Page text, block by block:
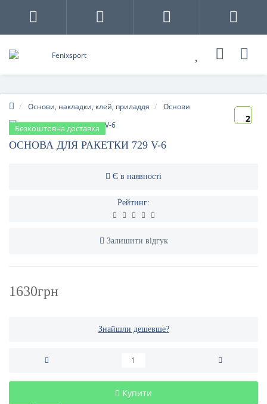
Основи, накладки, клей, приладдя Основи
Безкоштовна доставка
2
ОСНОВА ДЛЯ РАКЕТКИ 729 V-6
Є в наявності
Рейтинг:
Залишити відгук
1630грн
Знайшли дешевше?
Купити